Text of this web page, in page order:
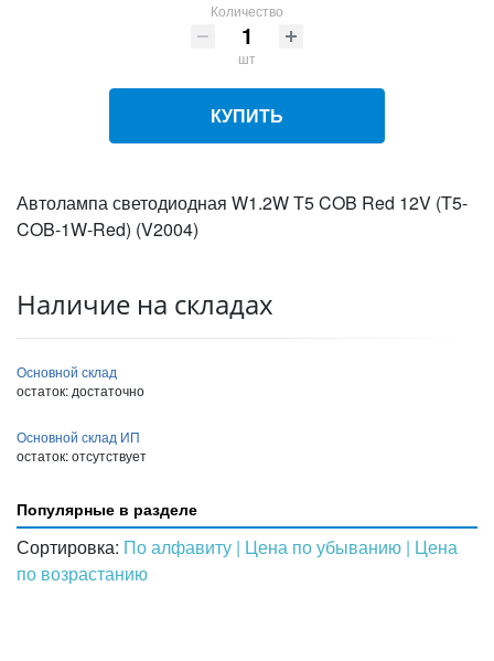
Количество
шт
КУПИТЬ
Автолампа светодиодная W1.2W Т5 COB Red 12V (T5-
COB-1W-Red) (V2004)
Наличие на складах
Основной склад
остаток: достаточно
Основной склад ИП
остаток:отсутствует
Популярные в разделе
Сортировка: По алфавиту | Цена по убыванию | Цена
по возрастанию